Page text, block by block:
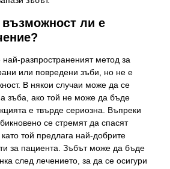
възможност ли е
разпространеният метод за
или повредени зъби, но не е
В някои случаи може да се
зъба, ако той не може да бъде
е твърде сериозна. Въпреки
се стремят да спасят
той предлага най-добрите
за пациента. Зъбът може да бъде
след лечението, за да се осигури